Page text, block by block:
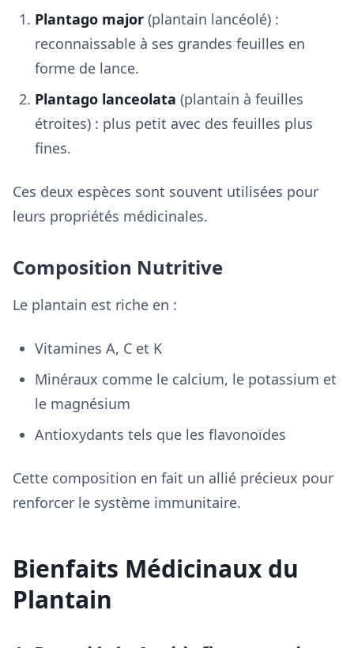
Plantago major (plantain lancéolé) :
reconnaissable à ses grandes feuilles en
forme de lance.
Plantago lanceolata (plantain à feuilles
étroites) : plus petit avec des feuilles plus
fines.
Ces deux espèces sont souvent utilisées pour
leurs propriétés médicinales.
Composition Nutritive
Le plantain est riche en :
Vitamines A, C et K
Minéraux comme le calcium, le potassium et
le magnésium
Antioxydants tels que les flavonoïdes
Cette composition en fait un allié précieux pour
renforcer le système immunitaire.
Bienfaits Médicinaux du
Plantain